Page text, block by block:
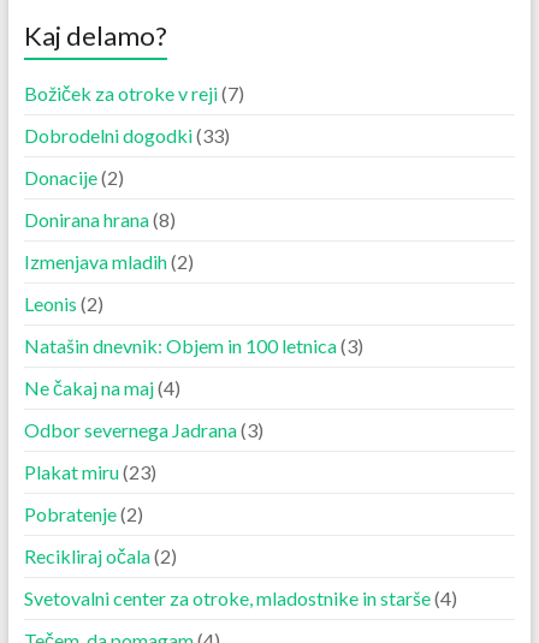
Kaj delamo?
Božiček za otroke v reji(7)
Dobrodelni dogodki(33)
Donacije(2)
Donirana hrana(8)
Izmenjava mladih(2)
Leonis (2)
Natašin dnevnik: Objem in 100 letnica(3)
Ne čakaj na maj(4)
Odbor severnega Jadrana(3)
Plakat miru(23)
Pobratenje(2)
Recikliraj očala(2)
Svetovalni center za otroke, mladostnike in starše(4)